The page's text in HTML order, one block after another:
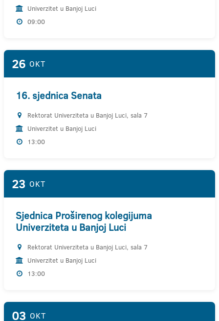
Univerzitet u Banjoj Luci
09:00
26 OKT
16. sjednica Senata
Rektorat Univerziteta u Banjoj Luci, sala 7
Univerzitet u Banjoj Luci
13:00
23 OKT
Sjednica Proširenog kolegijuma
Univerziteta u Banjoj Luci
Rektorat Univerziteta u Banjoj Luci, sala 7
Univerzitet u Banjoj Luci
13:00
03 OKT